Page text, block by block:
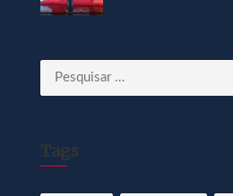
Pesquisar
por:
Tags